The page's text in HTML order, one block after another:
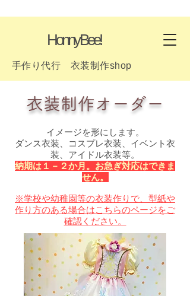
HonnyBee!
手作り代行 衣装制作shop
衣装制作オーダー
イメージを形にします。
​ダンス衣装、コスプレ衣装、イベント衣
装、アイドル衣装等。
​​納期は１－２か月。お急ぎ対応はできま
せん。
※学校や幼稚園等の衣装作りで、型紙や
作り方のある場合はこちらのページをご
確認ください。